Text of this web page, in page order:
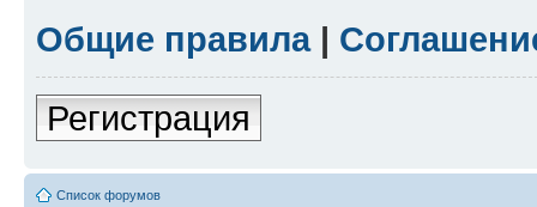
Общие правила|
Регистрация
Список форумов